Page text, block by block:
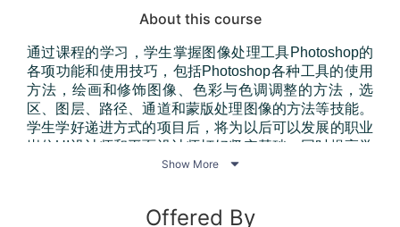
About this course
通过课程的学习，学生掌握图像处理工具Photoshop的
各项功能和使用技巧，包括Photoshop各种工具的使用
方法，绘画和修饰图像、色彩与色调调整的方法，选
区、图层、路径、通道和蒙版处理图像的方法等技能。
学生学好递进方式的项目后，将为以后可以发展的职业
岗位UI设计师和平面设计师打好坚实基础，同时提高学
生的团队合作精神和学习操作工具能力，培养专业素养
道出版社，2024年8月第2版；
Show More 
Offered By